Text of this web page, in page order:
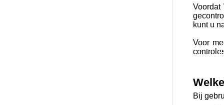
Voordat
kunt u
Voor
Bij